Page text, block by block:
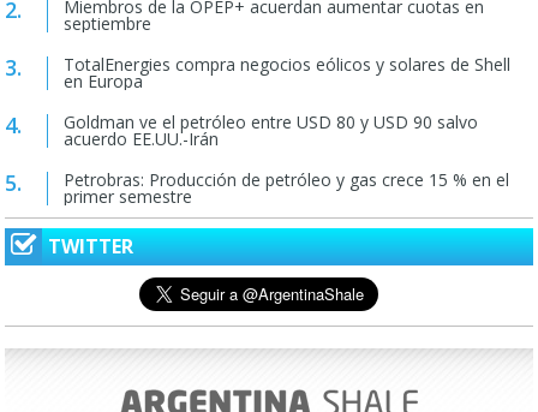
Miembros de la OPEP+ acuerdan aumentar cuotas en
septiembre
TotalEnergies compra negocios eólicos y solares de Shell
en Europa
Goldman ve el petróleo entre USD 80 y USD 90 salvo
acuerdo EE.UU.-Irán
Petrobras: Producción de petróleo y gas crece 15 % en el
primer semestre
TWITTER